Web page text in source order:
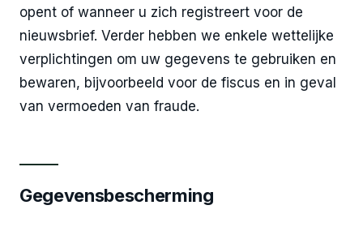
opent of wanneer u zich registreert voor de
nieuwsbrief. Verder hebben we enkele wettelijke
verplichtingen om uw gegevens te gebruiken en
bewaren, bijvoorbeeld voor de fiscus en in geval
van vermoeden van fraude.
Gegevensbescherming